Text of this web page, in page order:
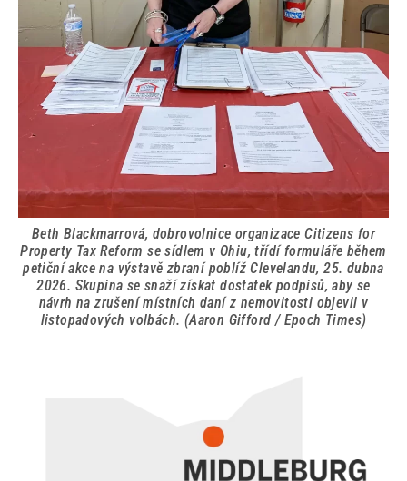
Beth Blackmarrová, dobrovolnice organizace Citizens for
Property Tax Reform se sídlem v Ohiu, třídí formuláře během
petiční akce na výstavě zbraní poblíž Clevelandu, 25. dubna
2026. Skupina se snaží získat dostatek podpisů, aby se
návrh na zrušení místních daní z nemovitosti objevil v
listopadových volbách. (Aaron Gifford / Epoch Times)